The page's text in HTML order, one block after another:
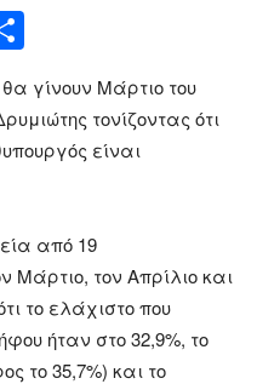
γίνουν Μάρτιο του
τονίζοντας ότι
είναι
από 19
Μάρτιο, τον Απρίλιο και
το ελάχιστο που
ήταν στο 32,9%, το
το 35,7%) και το